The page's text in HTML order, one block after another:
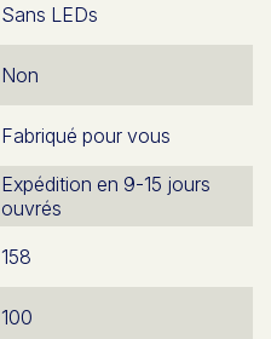
Sans LEDs
Non
Fabriqué pour vous
Expédition en 9-15 jours
ouvrés
158
100